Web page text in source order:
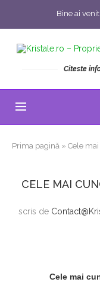
Bine ai
Citeste
Prima pagină » Cele
CELE MAI
scris de
Cele mai